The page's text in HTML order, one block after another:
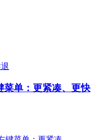
菜单：更紧凑、更快